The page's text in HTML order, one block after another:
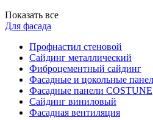
Показать все
Для фасада
Профнастил стеновой
Сайдинг металлический
Фиброцементный сайдинг
Фасадные и цокольные
Фасадные панели COSTUNE
Сайдинг виниловый
Фасадная вентиляция